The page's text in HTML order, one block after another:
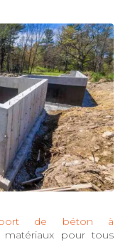
de béton à
matériaux pour tous